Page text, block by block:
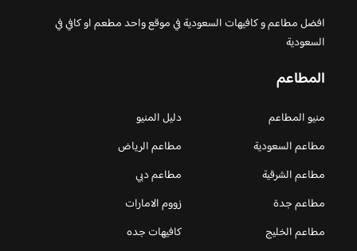
افضل مطاعم و كافيهات السعودية في موقع واحد مطعم او كافي في
السعودية
المطاعم
منيو المطاعم
دليل المنيو
مطاعم السعودية
مطاعم الرياض
مطاعم الشرقية
مطاعم دبي
مطاعم جدة
زووم الامارات
مطاعم الخليج
كافيهات جده